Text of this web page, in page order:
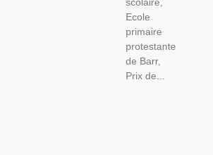
scolaire,
Ecole
primaire
protestante
de Barr,
Prix de...